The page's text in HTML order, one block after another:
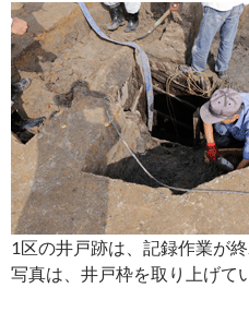
1区の井戸跡は、記録作業が終
写真は、井戸枠を取り上げて